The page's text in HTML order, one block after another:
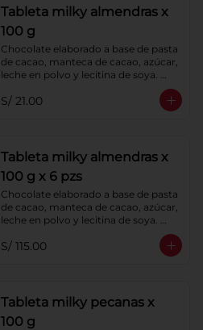
Tableta milky almendras x
100 g
Chocolate elaborado a base de pasta
de cacao, manteca de cacao, azúcar,
leche en polvo y lecitina de soya.
Agregado: Almendras. Porcentaje de
Cacao: 40%
S/ 21.00
Tableta milky almendras x
100 g x 6 pzs
Chocolate elaborado a base de pasta
de cacao, manteca de cacao, azúcar,
leche en polvo y lecitina de soya.
Agregado: Almendras. Porcentaje de
Cacao: 40%
S/ 115.00
Tableta milky pecanas x
100 g